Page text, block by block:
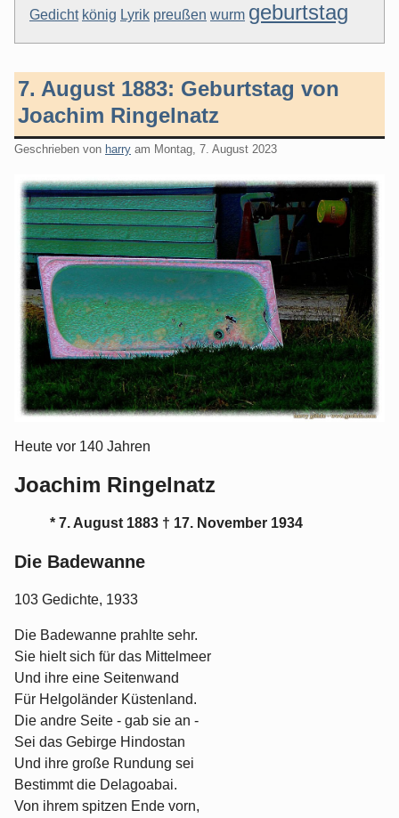
Gedicht könig Lyrik preußen wurm geburtstag
7. August 1883: Geburtstag von
Joachim Ringelnatz
Geschrieben von harry am Montag, 7. August 2023
Heute vor 140 Jahren
Joachim Ringelnatz
* 7. August 1883 † 17. November 1934
Die Badewanne
103 Gedichte, 1933
Die Badewanne prahlte sehr.
Sie hielt sich für das Mittelmeer
Und ihre eine Seitenwand
Für Helgoländer Küstenland.
Die andre Seite - gab sie an -
Sei das Gebirge Hindostan
Und ihre große Rundung sei
Bestimmt die Delagoabai.
Von ihrem spitzen Ende vorn,